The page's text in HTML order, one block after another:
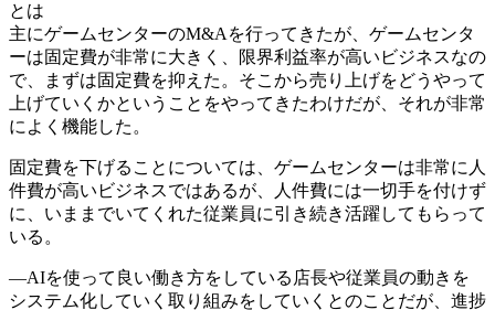
とは
主にゲームセンターのM&Aを行ってきたが、ゲームセンタ
ーは固定費が非常に大きく、限界利益率が高いビジネスなの
で、まずは固定費を抑えた。そこから売り上げをどうやって
上げていくかということをやってきたわけだが、それが非常
によく機能した。
固定費を下げることについては、ゲームセンターは非常に人
件費が高いビジネスではあるが、人件費には一切手を付けず
に、いままでいてくれた従業員に引き続き活躍してもらって
いる。
―AIを使って良い働き方をしている店長や従業員の動きを
システム化していく取り組みをしていくとのことだが、進捗